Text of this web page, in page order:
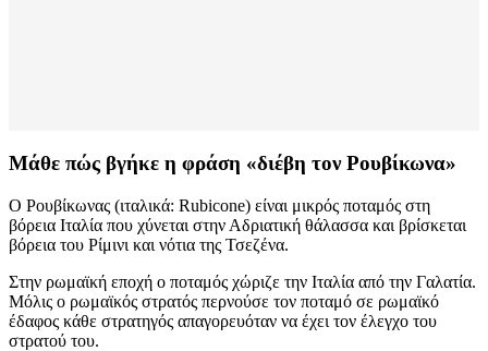
Μάθε πώς βγήκε η φράση «διέβη τον Ρουβίκωνα»
Ο Ρουβίκωνας (ιταλικά: Rubicone) είναι μικρός ποταμός στη
βόρεια Ιταλία που χύνεται στην Αδριατική θάλασσα και βρίσκεται
βόρεια του Ρίμινι και νότια της Τσεζένα.
Στην ρωμαϊκή εποχή ο ποταμός χώριζε την Ιταλία από την Γαλατία.
Μόλις ο ρωμαϊκός στρατός περνούσε τον ποταμό σε ρωμαϊκό
έδαφος κάθε στρατηγός απαγορευόταν να έχει τον έλεγχο του
στρατού του.